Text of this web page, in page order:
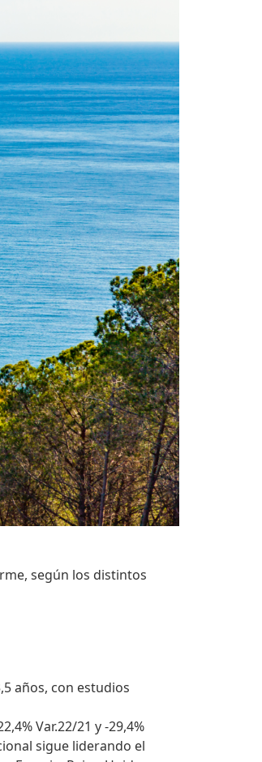
según los distintos
años, con estudios
Var.22/21 y -29,4%
sigue liderando el